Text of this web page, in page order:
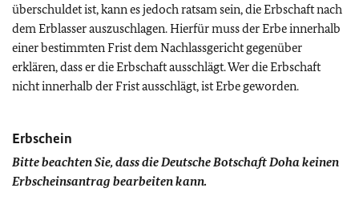
überschuldet ist, kann es jedoch ratsam sein, die Erbschaft nach
dem Erblasser auszuschlagen. Hierfür muss der Erbe innerhalb
einer bestimmten Frist dem Nachlassgericht gegenüber
erklären, dass er die Erbschaft ausschlägt. Wer die Erbschaft
nicht innerhalb der Frist ausschlägt, ist Erbe geworden.
Erbschein
Bitte beachten Sie, dass die Deutsche Botschaft Doha keinen
Erbscheinsantrag bearbeiten kann.